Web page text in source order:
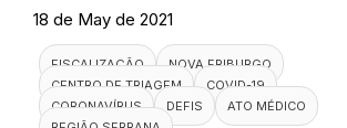
18 de May de 2021
FISCALIZAÇÃO
NOVA FRIBURGO
CENTRO DE TRIAGEM
COVID-19
CORONAVÍRUS
DEFIS
ATO MÉDICO